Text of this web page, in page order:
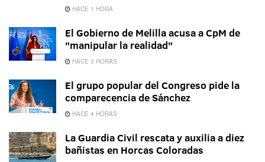
HACE 1 HORA
El Gobierno de Melilla acusa a CpM de
"manipular la realidad"
HACE 3 HORAS
El grupo popular del Congreso pide la
comparecencia de Sánchez
HACE 4 HORAS
La Guardia Civil rescata y auxilia a diez
bañistas en Horcas Coloradas